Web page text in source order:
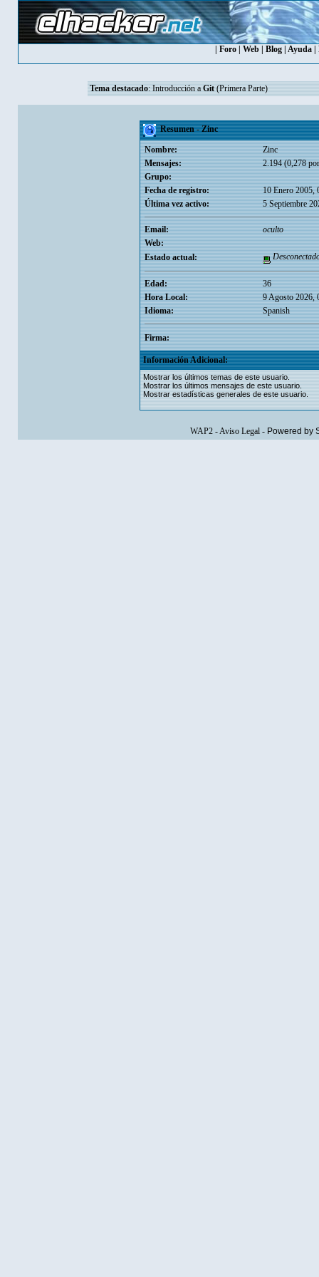
Foro| Web| Blog| Ayuda|
Tema destacado: Introducción a Git (Primera Parte)
Resumen - Zinc
Nombre:
Zinc
Mensajes:
2.194 (0,278
Grupo:
Fecha de registro:
10 Enero 2005,
Última vez activo:
5 Septiembre
Email:
oculto
Web:
Estado actual:
Edad:
36
Hora Local:
9 Agosto 2026,
Idioma:
Spanish
Firma:
Información Adicional:
Mostrar los últimos temas de este usuario.
Mostrar los últimos mensajes de este usuario.
Mostrar estadísticas generales de este usuario.
WAP2-Aviso Legal- Powered by